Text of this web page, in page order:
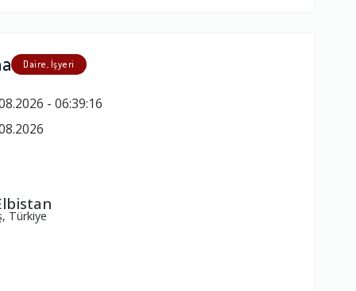
Daire, İşyeri
- 06:39:16
Türkiye